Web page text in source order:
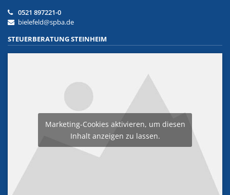
0521 897221-0
bielefeld@spba.de
STEUERBERATUNG STEINHEIM
Marketing-Cookies aktivieren, um diesen
Inhalt anzeigen zu lassen.